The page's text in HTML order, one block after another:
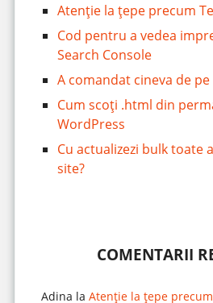
Atenție la țepe precum
Cod pentru a vedea
Search Console
A comandat cineva de pe
Cum scoți .html din
WordPress
Cu actualizezi bulk toate
site?
COMENTARII
Adina la Atenție la țepe